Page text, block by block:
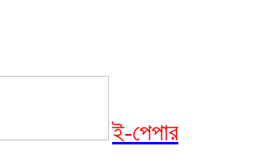
ই-পেপার